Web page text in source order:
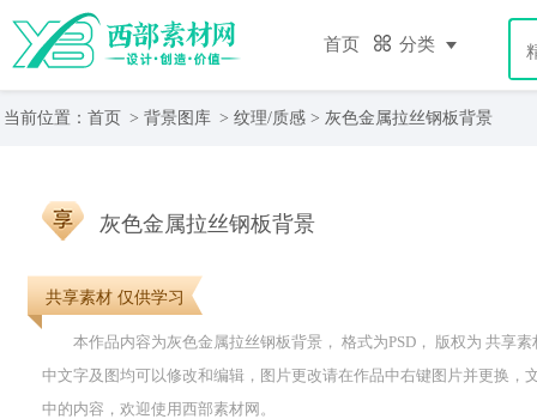
首页 分类
当前位置： 首页 > 背景图库 > 纹理/质感 > 灰色金属拉丝钢板背景
共享素材 仅供学习
灰色金属拉丝钢板背景
本作品内容为灰色金属拉丝钢板背景， 格式为PSD， 版权为 共享
中文字及图均可以修改和编辑，图片更改请在作品中右键图片并更换
中的内容，欢迎使用西部素材网。